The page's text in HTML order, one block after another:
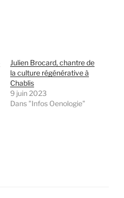
Julien Brocard, chantre de
la culture régénérative à
Chablis
9 juin 2023
Dans "Infos Oenologie"